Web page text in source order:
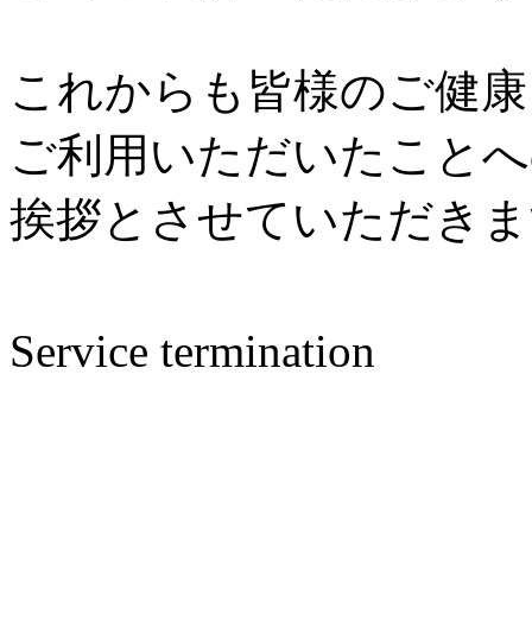
これからも皆様のご健
ご利用いただいたこと
挨拶とさせていただき
Service termination